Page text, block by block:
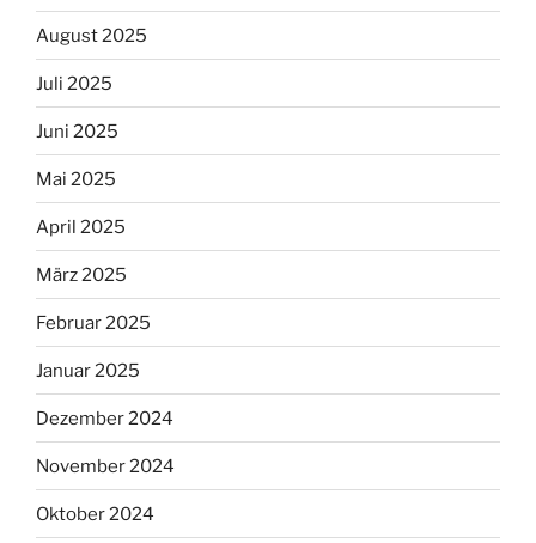
August 2025
Juli 2025
Juni 2025
Mai 2025
April 2025
März 2025
Februar 2025
Januar 2025
Dezember 2024
November 2024
Oktober 2024